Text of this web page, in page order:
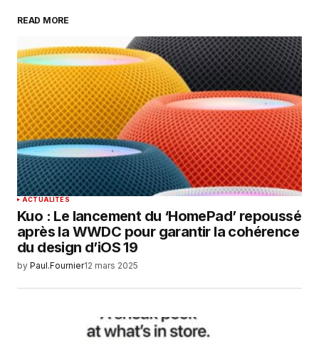
Your Name
Your E-mail*
Enregistrer mon nom, mon e-mail et mon
site dans le navigateur pour mon prochain
commentaire.
SUBMIT COMMENT
READ MORE
ACTUALITÉS
Kuo : Le lancement du ‘HomePad’ repoussé
après la WWDC pour garantir la cohérence
du design d’iOS 19
by Paul.Fournier12 mars 2025